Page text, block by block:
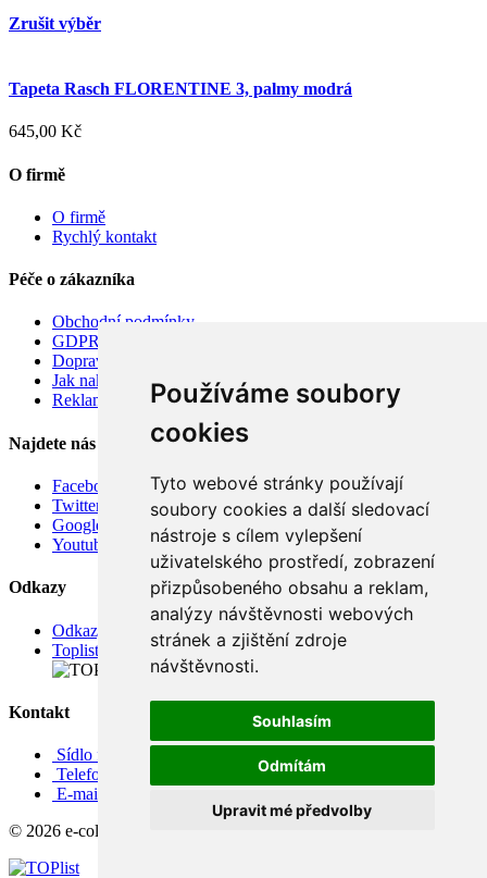
Používáme soubory
cookies
Tyto webové stránky používají
soubory cookies a další sledovací
nástroje s cílem vylepšení
uživatelského prostředí, zobrazení
přizpůsobeného obsahu a reklam,
analýzy návštěvnosti webových
stránek a zjištění zdroje
návštěvnosti.
Souhlasím
Odmítám
Upravit mé předvolby
Zrušit výběr
Tapeta Rasch FLORENTINE 3, palmy modrá
645,00 Kč
O firmě
O firmě
Rychlý kontakt
Péče o zákazníka
Obchodní podmínky
GDPR
Doprava
Jak nakupovat
Reklamace
Najdete nás
Facebook
Twitter
Google
Youtube
Odkazy
Odkazy
Toplist
Kontakt
Sídlo firmy: Boženy Němcové 739/1, Svitavy 568 02, CZ
Telefon: +420 608 449 590
E-mail: info@e-color.cz
© 2026 e-color.cz